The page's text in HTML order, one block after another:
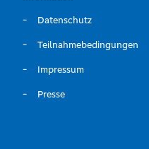
Datenschutz
Teilnahmebedingungen
Impressum
Presse